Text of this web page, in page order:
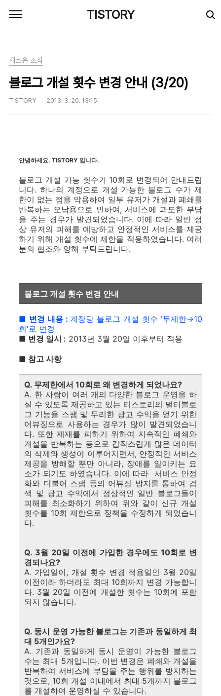
TISTORY
새로운 소식
블로그 개설 횟수 변경 안내 (3/20)
TISTORY 2013. 3. 20. 13:15
안녕하세요. TISTORY 입니다.
블로그 개설 가능 횟수가 10회로 변경되어 안내드립
니다. 하나의 계정으로 개설 가능한 블로그 수가 제
한이 없는 점을 악용하여 일부 유저가 개설과 폐쇄를
반복하는 오남용으로 인하여, 서비스에 과도한 부담
을 주는 경우가 발견되었습니다. 이에 따라 일반 정
상 유저의 피해를 예방하고 안정적인 서비스를 제공
하기 위해 개설 횟수에 제한을 적용하였습니다. 여러
분의 협조와 양해 부탁드립니다.
블로그 개설 횟수 변경 안내
■ 변경 내용 :계정당 블로그 개설 횟수 '무제한→10
회'로 변경
■ 변경 일시 : 2013년 3월 20일 이후부터 적용
■ 참고 사항
Q. 무제한에서 10회로 왜 변경하게 되었나요?
A. 한 사람이 여러 개의 다양한 블로그 운영을 하
실 수 있도록 제공하고 있는 티스토리의 멀티블로
그 기능을 스팸 및 무리한 광고 수익을 얻기 위한
어뷰징으로 사용하는 경우가 많이 발견되었습니
다. 또한 제재를 피하기 위하여 지속적인 폐쇄와
개설을 반복하는 등으로 갑작스럽게 많은 데이터
의 삭제와 생성이 이루어지면서, 안정적인 서비스
제공을 방해할 뿐만 아니라, 장애를 일이키는 요
소가 되기도 하였습니다. 이에 따라 서비스 안정
화와 더불어 스팸 등의 어뷰징 방지를 통하여 검
색 및 광고 수익에서 정상적인 일반 블로그들이
피해를 최소화하기 위하여 위와 같이 신규 개설
횟수를 10회 제한으로 정책을 수정하게 되었습니
다.
Q. 3월 20일 이전에 가입한 경우에도 10회로 변
경되나요?
A. 가입일이, 개설 횟수 변경 적용일인 3월 20일
이전이라 하더라도 최대 10회까지 변경 가능합니
다. 3월 20일 이전에 개설한 횟수는 10회에 포함
되지 않습니다.
Q. 동시 운영 가능한 블로그는 기존과 동일하게 최
대 5개인가요?
A. 기존과 동일하게 동시 운영이 가능한 블로그
수는 최대 5개입니다. 이번 변경은 폐쇄와 개설을
반복하여 서비스에 부담을 주는 행위를 방지하는
것으로, 10회 개설 이내에서 최대 5개까지 블로그
를 개설하여 운영하실 수 있습니다.